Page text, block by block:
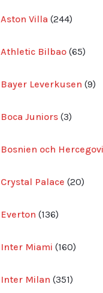
Aston Villa 244
Athletic Bilbao 65
Bayer Leverkusen 9
Boca Juniors 3
Bosnien och
Crystal Palace 20
Everton 136
produkter
Inter Miami 160
Inter Milan 351